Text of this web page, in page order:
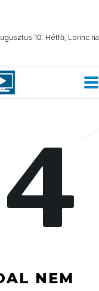
10. Hétfő, Lörinc
NEM